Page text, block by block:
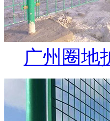
广州圈地